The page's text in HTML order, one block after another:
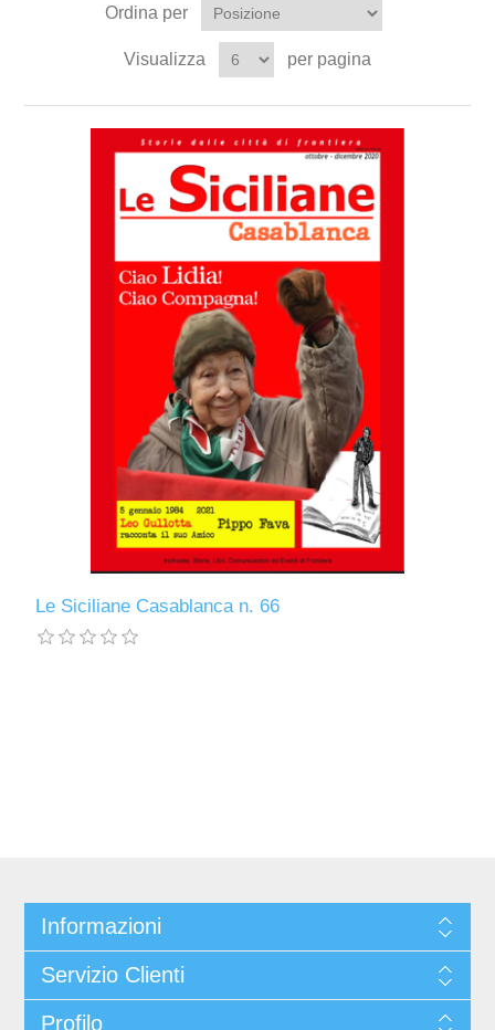
Ordina per
Visualizza per pagina
Le Siciliane Casablanca n. 66
Informazioni
Servizio Clienti
Profilo